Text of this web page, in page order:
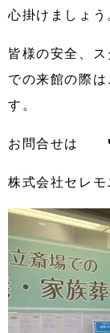
心掛けましょう
皆様の安全、
での来館の際
す。
お問合せは
株式会社セレ